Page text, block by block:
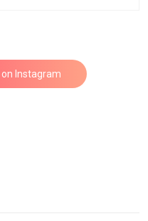
Instagram